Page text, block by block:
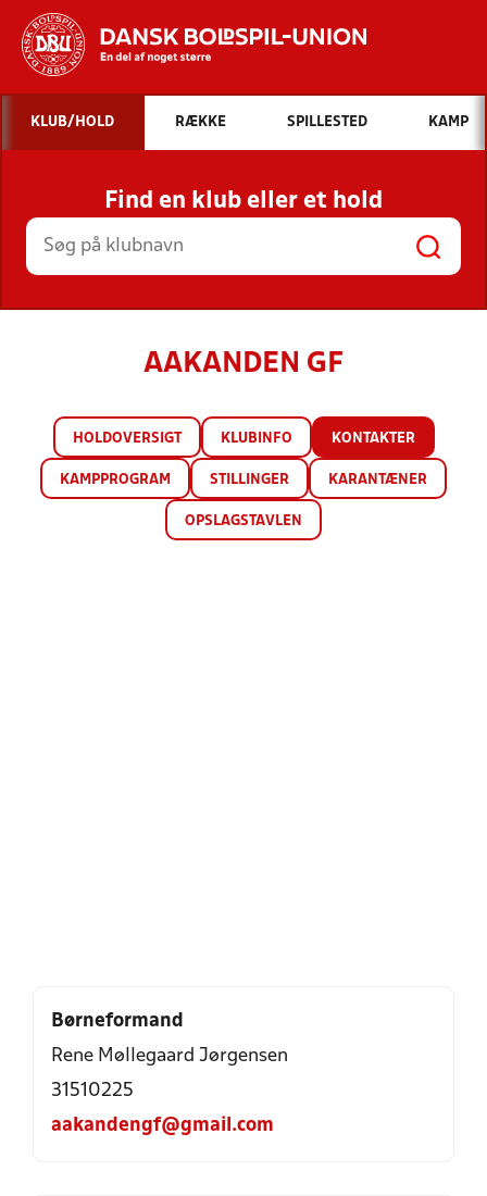
Hvad vil du søge efter?
INDHOLD OG NYHEDER
STILLINGER, RESULTATER, KLUBBER OG
HOLD
KLUB/HOLD RÆKKE SPILLESTED KAMP
Find en klub eller et hold
AAKANDEN GF
HOLDOVERSIGT KLUBINFO KONTAKTER
KAMPPROGRAM STILLINGER KARANTÆNER
OPSLAGSTAVLEN
Børneformand
Rene Møllegaard Jørgensen
31510225
aakandengf@gmail.com